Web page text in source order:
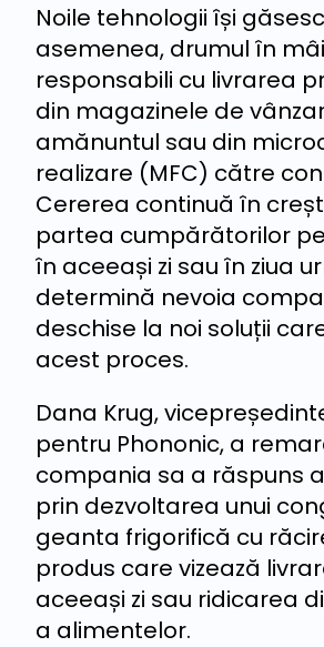
Noile tehnologii își
asemenea, drumul în
responsabili cu livrarea
din magazinele de
amănuntul sau din
realizare (MFC) către
Cererea continuă în
partea cumpărătorilor
în aceeași zi sau în ziua
determină nevoia
deschise la noi soluții
acest proces.
Dana Krug,
pentru Phononic, a
compania sa a răspuns
prin dezvoltarea unui
geanta frigorifică cu
produs care vizează
aceeași zi sau ridicarea
a alimentelor.